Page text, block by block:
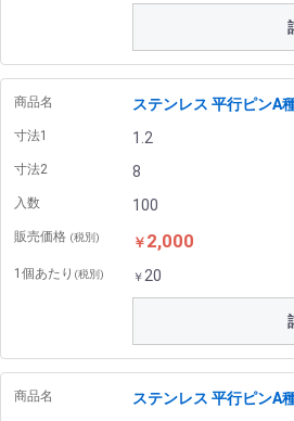
商品名 ステンレス 平行ピンA
寸法1 1.2
寸法2 8
入数 100
販売価格 (税別) ￥ 2,000
1個あたり (税別) ￥20
商品名 ステンレス 平行ピンA